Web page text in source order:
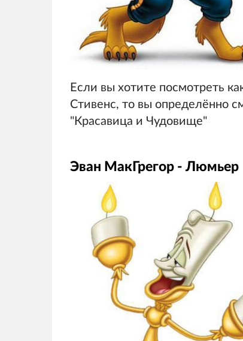
Если вы хотите посмотреть
Стивенс, то вы определённо
"Красавица и Чудовище"
Эван МакГрегор - Люмьер